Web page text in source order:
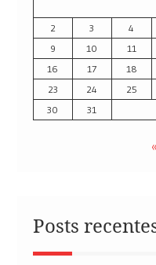
2
3 4
9
10 11
16
17 18
23
24 25
30
31
Posts